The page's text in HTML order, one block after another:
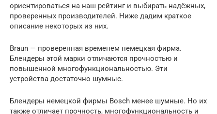
ориентироваться на наш рейтинг и выбирать надёжных,
проверенных производителей. Ниже дадим краткое
описание некоторых из них.
Braun — проверенная временем немецкая фирма.
Блендеры этой марки отличаются прочностью и
повышенной многофункциональностью. Эти
устройства достаточно шумные.
Блендеры немецкой фирмы Bosch менее шумные. Но их
также отличает прочность, многофункциональность и